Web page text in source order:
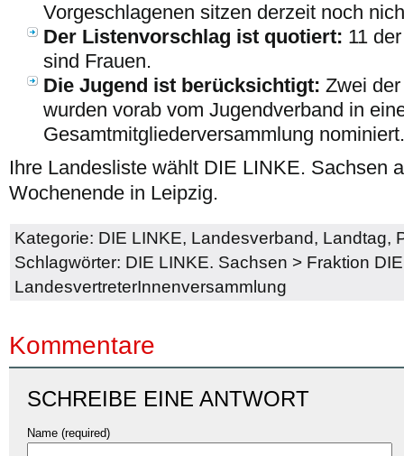
Vorgeschlagenen sitzen derzeit noch
Der Listenvorschlag ist quotiert: 11
sind Frauen.
Die Jugend ist berücksichtigt: Zwei
wurden vorab vom Jugendverband in
Gesamtmitgliederversammlung nominiert.
Ihre Landesliste wählt DIE LINKE. Sachsen
Wochenende in Leipzig.
Kategorie: DIE LINKE, Landesverband, Landtag,
Schlagwörter: DIE LINKE. Sachsen > Fraktion
LandesvertreterInnenversammlung
Kommentare
SCHREIBE EINE ANTWORT
Name (required)